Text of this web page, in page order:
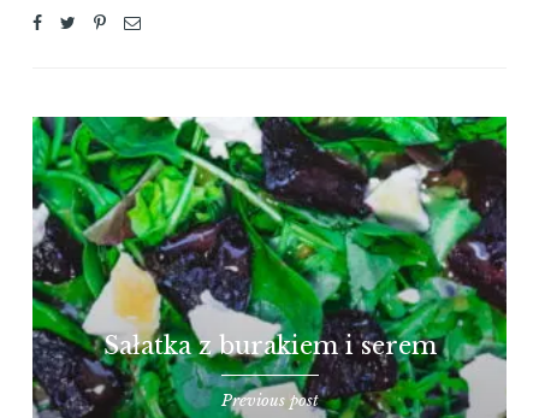
Sałatka z burakiem i serem
Previous post